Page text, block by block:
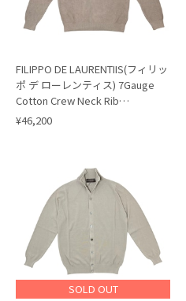
FILIPPO DE LAURENTIIS(フィリッ
ポ デ ローレンティス) 7Gauge
Cotton Crew Neck Rib
Knit(GC1ML58) /GREIGE(920)
¥46,200
SOLD OUT